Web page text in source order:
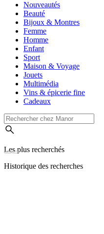
Nouveautés
Beauté
Bijoux & Montres
Femme
Homme
Enfant
Sport
Maison & Voyage
Jouets
Multimédia
Vins & épicerie fine
Cadeaux
Les plus recherchés
Historique des recherches